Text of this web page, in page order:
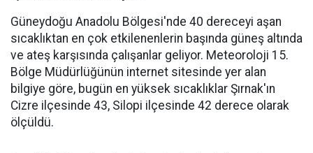
Güneydoğu Anadolu Bölgesi'nde 40 dereceyi aşan
sıcaklıktan en çok etkilenenlerin başında güneş altında
ve ateş karşısında çalışanlar geliyor. Meteoroloji 15.
Bölge Müdürlüğünün internet sitesinde yer alan
bilgiye göre, bugün en yüksek sıcaklıklar Şırnak'ın
Cizre ilçesinde 43, Silopi ilçesinde 42 derece olarak
ölçüldü.